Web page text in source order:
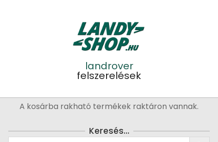
landrover
felszerelések
PrimaryA kosárba rakható termékek raktáron vannak.
Keresés…